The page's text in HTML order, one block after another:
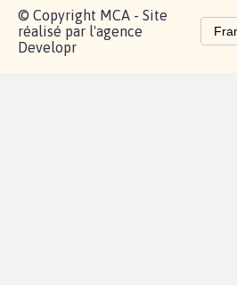
© Copyright MCA - Site
réalisé par l'agence
Developr